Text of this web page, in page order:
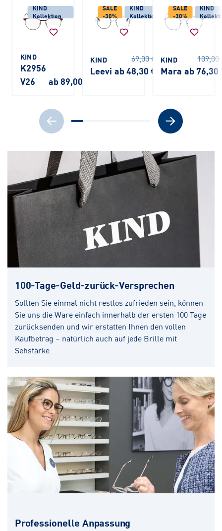
KIND
Kollektion
KIND
K2956
V26
ab 89,00 €
SALE
-30%
KIND
Kollektion
KIND
Leevi
69,00 €
ab 48,30 €
SALE
-30%
KIND
KIND
Mara ab 76,30
100-Tage-Geld-zurück-Versprechen
Sollten Sie einmal nicht restlos zufrieden sein, können
Sie uns die Ware einfach innerhalb der ersten 100 Tage
zurücksenden und wir erstatten Ihnen den vollen
Kaufbetrag – natürlich auch auf jede Brille mit
Sehstärke.
Professionelle Anpassung